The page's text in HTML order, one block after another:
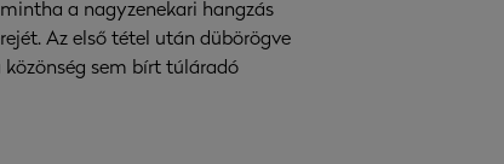
a nagyzenekari hangzás
Az első tétel után dübörögve
közönség sem bírt túláradó